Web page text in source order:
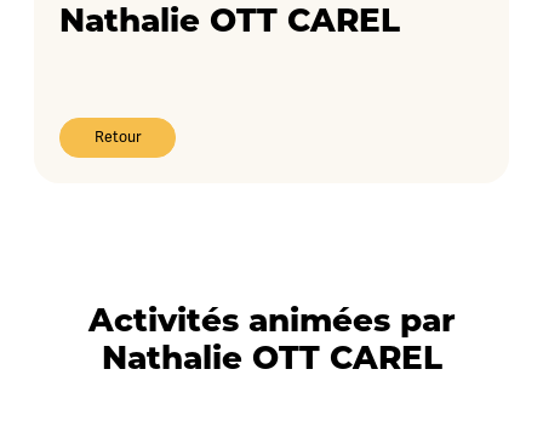
Nathalie OTT CAREL
Retour
Activités animées par
Nathalie OTT CAREL